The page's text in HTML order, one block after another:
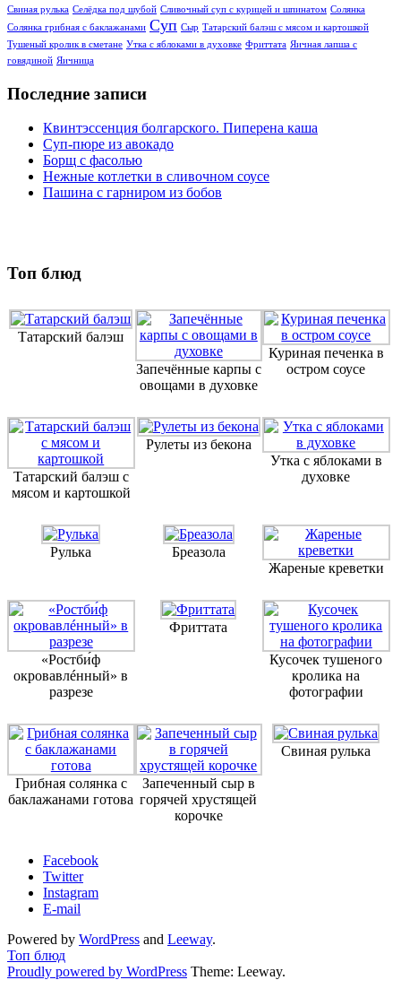
Свиная рулька Селёдка под шубой Сливочный суп с курицей и шпинатом Солянка
Солянка грибная с баклажанами Суп Сыр Татарский балэш с мясом и картошкой
Тушеный кролик в сметане Утка с яблоками в духовке Фриттата Яичная лапша с
говядиной Яичница
Последние записи
Квинтэссенция болгарского. Пиперена каша
Суп-пюре из авокадо
Борщ с фасолью
Нежные котлетки в сливочном соусе
Пашина с гарниром из бобов
Топ блюд
Татарский балэш
Запечённые карпы с
овощами в духовке
Куриная печенка в
остром соусе
Татарский балэш с
мясом и картошкой
Рулеты из бекона
Утка с яблоками в
духовке
Рулька
Бреазола
Жареные креветки
«Ростби́ф
окровавлéнный» в
разрезе
Фриттата
Кусочек тушеного
кролика на
фотографии
Грибная солянка с
баклажанами готова
Запеченный сыр в
горячей хрустящей
корочке
Свиная рулька
Facebook
Twitter
Instagram
E-mail
Powered by WordPress and Leeway.
Топ блюд
Proudly powered by WordPress Theme: Leeway.